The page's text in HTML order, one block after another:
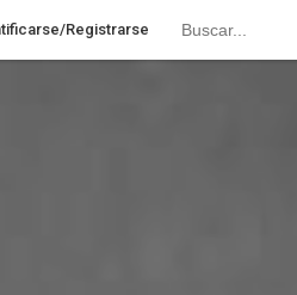
Registrarse